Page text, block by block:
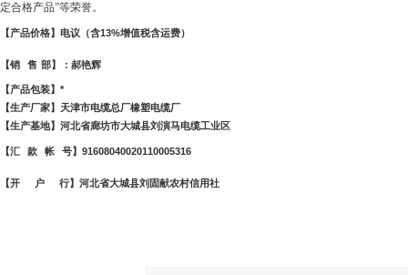
定合格产品”等荣誉。
【产品价格】电议（含13%增值税含运费）
【销 售 部】：郝艳辉
【产品包装】*
【生产厂家】天津市电缆总厂橡塑电缆厂
【生产基地】河北省廊坊市大城县刘演马电缆工业区
【汇 款 帐 号】 91608040020110005316
【开 户 行】河北省大城县刘固献农村信用社